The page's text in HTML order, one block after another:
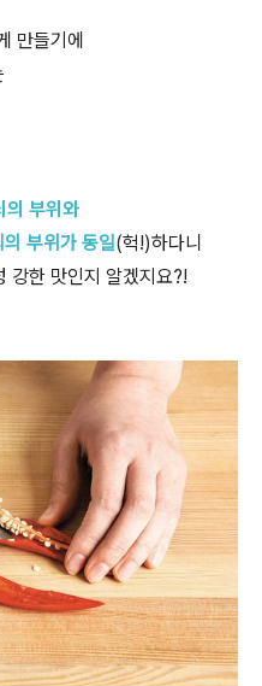
만들기에
의 부위와
부위가 동일(헉!)하다니
강한 맛인지 알겠지요?!